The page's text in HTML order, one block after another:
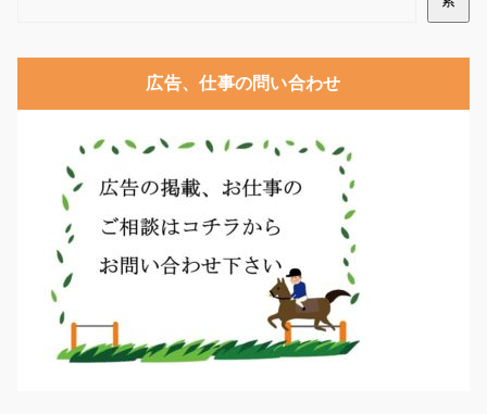
広告、仕事の問い合わせ